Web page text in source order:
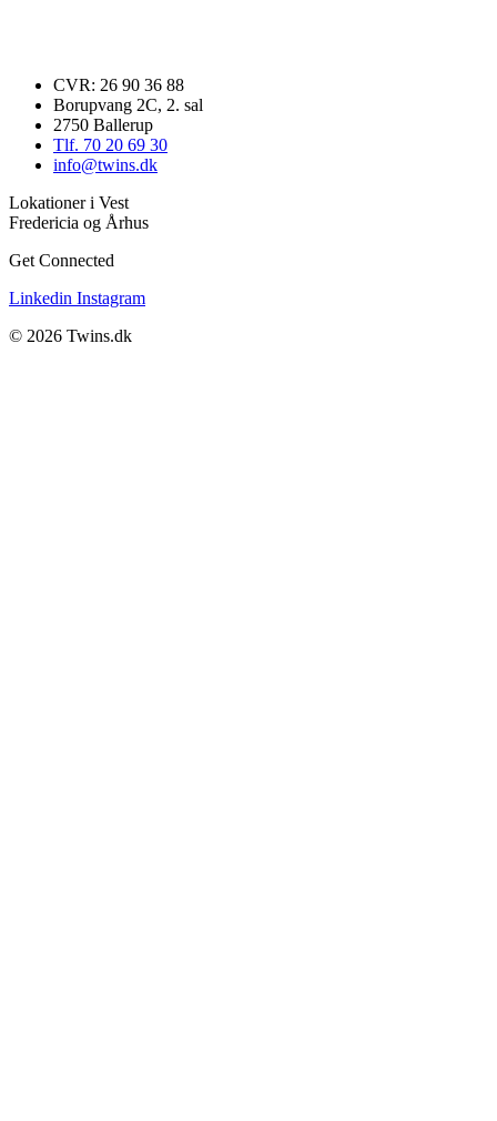
CVR: 26 90 36 88
Borupvang 2C, 2. sal
2750 Ballerup
Tlf. 70 20 69 30
info@twins.dk
Lokationer i Vest
Fredericia og Århus
Get Connected
Linkedin Instagram
© 2026 Twins.dk